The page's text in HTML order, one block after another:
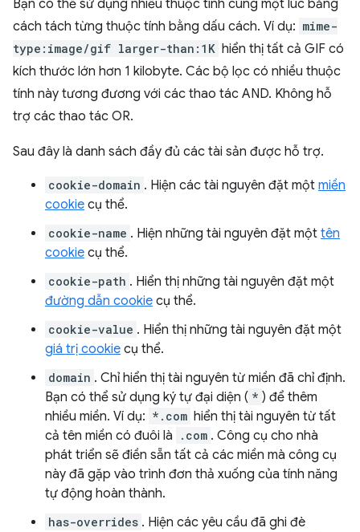
Bạn có thể sử dụng nhiều thuộc tính cùng một lúc bằng
cách tách từng thuộc tính bằng dấu cách. Ví dụ: mime-
type:image/gif larger-than:1K hiển thị tất cả GIF có
kích thước lớn hơn 1 kilobyte. Các bộ lọc có nhiều thuộc
tính này tương đương với các thao tác AND. Không hỗ
trợ các thao tác OR.
Sau đây là danh sách đầy đủ các tài sản được hỗ trợ.
cookie-domain . Hiện các tài nguyên đặt một miền
cookie cụ thể.
cookie-name . Hiện những tài nguyên đặt một tên
cookie cụ thể.
cookie-path . Hiển thị những tài nguyên đặt một
đường dẫn cookie cụ thể.
cookie-value . Hiển thị những tài nguyên đặt một
giá trị cookie cụ thể.
domain . Chỉ hiển thị tài nguyên từ miền đã chỉ định.
Bạn có thể sử dụng ký tự đại diện ( * ) để thêm
nhiều miền. Ví dụ: *.com hiển thị tài nguyên từ tất
cả tên miền có đuôi là
.com . Công cụ cho nhà
phát triển sẽ điền sẵn tất cả các miền mà công cụ
này đã gặp vào trình đơn thả xuống của tính năng
tự động hoàn thành.
has-overrides . Hiện các yêu cầu đã ghi đè